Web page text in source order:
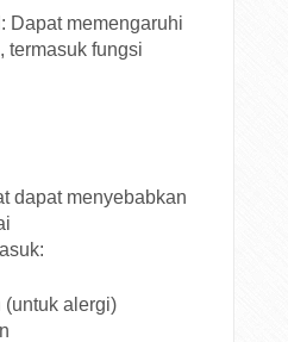
: Dapat memengaruhi
termasuk fungsi
dapat menyebabkan
alergi)